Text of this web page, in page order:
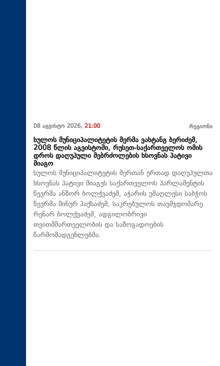
08 აგვისტო 2026, 21:00 რეგიონი
ხულოს მუნიციპალიტეტის მერმა ვახტანგ ბერიძემ,
2008 წლის აგვისტოში, რუსეთ-საქართველოს ომის
დროს დაღუპული მებრძოლების ხსოვნას პატივი
მიაგო
ხულოს მუნიციპალიტეტის მერთან ერთად დაღუპულთა
ხსოვნას პატივი მიაგეს საქართველოს პარლამენტის
წევრმა ანზორ ბოლქვაძემ, აჭარის უმაღლესი საბჭოს
წევრმა მინურ პაქსაძემ, საკრებულოს თავმჯდომარე
რენარ ბოლქვაძემ, ადგილობრივი
თვითმმართველობის და საზოგადოების
წარმომადგენლებმა.